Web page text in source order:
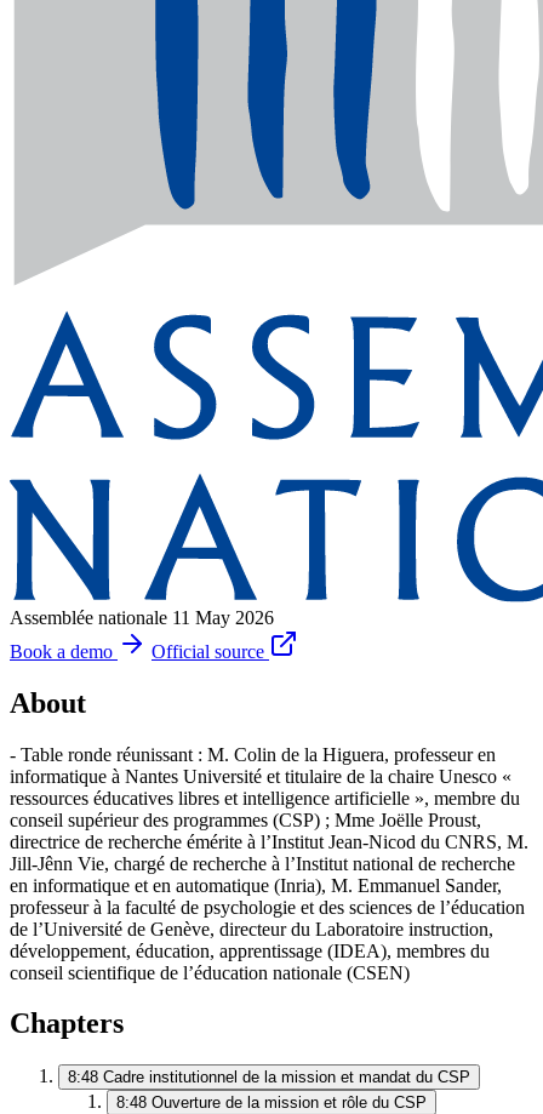
Assemblée nationale 11 May 2026
Book a demo
Official source
About
- Table ronde réunissant : M. Colin de la Higuera, professeur en
informatique à Nantes Université et titulaire de la chaire Unesco «
ressources éducatives libres et intelligence artificielle », membre du
conseil supérieur des programmes (CSP) ; Mme Joëlle Proust,
directrice de recherche émérite à l’Institut Jean-Nicod du CNRS, M.
Jill-Jênn Vie, chargé de recherche à l’Institut national de recherche
en informatique et en automatique (Inria), M. Emmanuel Sander,
professeur à la faculté de psychologie et des sciences de l’éducation
de l’Université de Genève, directeur du Laboratoire instruction,
développement, éducation, apprentissage (IDEA), membres du
conseil scientifique de l’éducation nationale (CSEN)
Chapters
8:48 Cadre institutionnel de la mission et mandat du CSP
8:48 Ouverture de la mission et rôle du CSP